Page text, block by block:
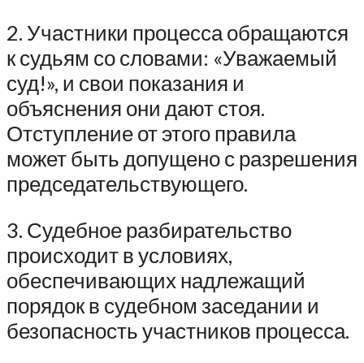
2. Участники процесса обращаются
к судьям со словами: «Уважаемый
суд!», и свои показания и
объяснения они дают стоя.
Отступление от этого правила
может быть допущено с разрешения
председательствующего.
3. Судебное разбирательство
происходит в условиях,
обеспечивающих надлежащий
порядок в судебном заседании и
безопасность участников процесса.